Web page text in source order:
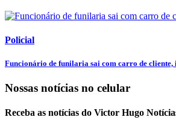
Policial
Funcionário de funilaria sai com carro de cliente,
Nossas notícias no celular
Receba as notícias do Victor Hugo